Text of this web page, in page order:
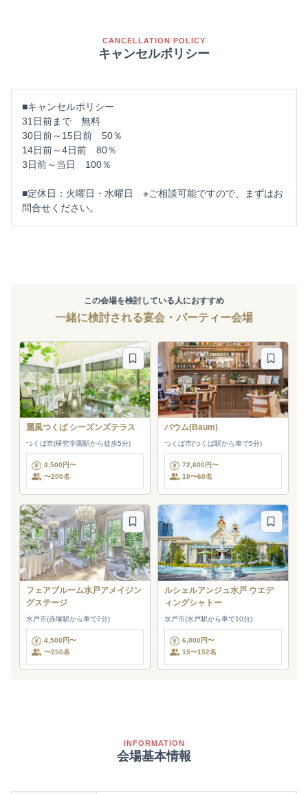
CANCELLATION POLICY
キャンセルポリシー
■キャンセルポリシー
31日前まで 無料
30日前～15日前 50％
14日前～4日前 80％
3日前～当日 100％
■定休日：火曜日・水曜日 ※ご相談可能ですので、まずはお
問合せください。
この会場を検討している人におすすめ
一緒に検討される宴会・パーティー会場
麗風つくば シーズンズテラス
つくば市(研究学園駅から徒歩5分)
4,500円〜
〜200名
バウム(Baum)
つくば市(つくば駅から車で5分)
72,600円〜
10〜60名
フェアブルーム水戸アメイジン
グステージ
水戸市(赤塚駅から車で7分)
4,500円〜
〜250名
ルシェルアンジュ水戸 ウエデ
ィングシャトー
水戸市(水戸駅から車で10分)
6,000円〜
15〜152名
INFORMATION
会場基本情報